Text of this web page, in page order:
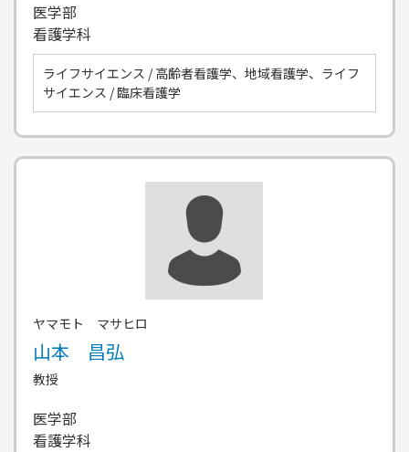
医学部
看護学科
ライフサイエンス / 高齢者看護学、地域看護学、ライフ
サイエンス / 臨床看護学
ヤマモト マサヒロ
山本 昌弘
教授
医学部
看護学科